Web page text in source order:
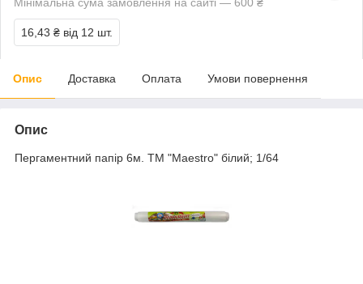
16,43 ₴ від 12 шт.
Опис Доставка Оплата Умови повернення
Опис
Пергаментний папір 6м. TM "Maestro" білий; 1/64